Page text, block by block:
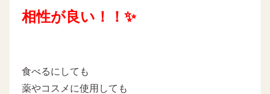
相性が良い！！✨
食べるにしても
薬やコスメに使用しても